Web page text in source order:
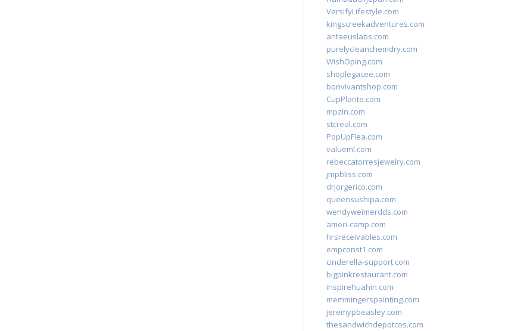
VersifyLifestyle.com
kingscreekadventures.com
antaeuslabs.com
purelycleanchemdry.com
WishOping.com
shoplegacee.com
bonvivantshop.com
CupPlante.com
mpzin.com
stcreal.com
PopUpFlea.com
valueml.com
rebeccatorresjewelry.com
jmpbliss.com
drjorgerico.com
queensushipa.com
wendyweimerdds.com
ameri-camp.com
hrsreceivables.com
empconst1.com
cinderella-support.com
bigpinkrestaurant.com
inspirehuahin.com
memmingerspainting.com
jeremypbeasley.com
thesandwichdepotcos.com